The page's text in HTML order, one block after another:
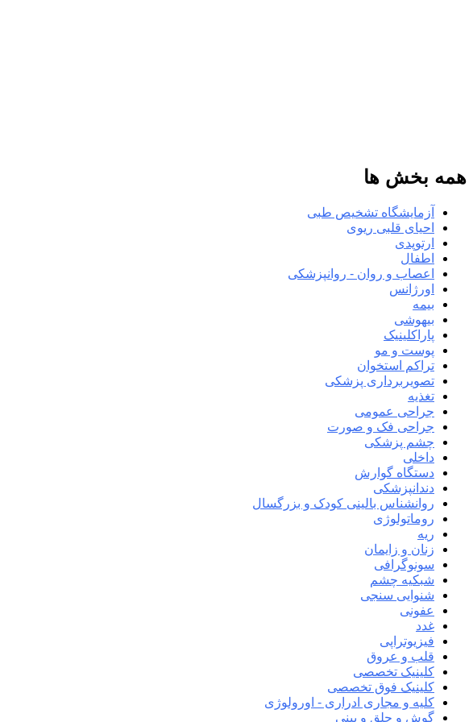
همه بخش ها
آزمایشگاه تشخیص طبی
احیای قلبی ریوی
ارتوپدی
اطفال
اعصاب و روان - روانپزشکی
اورژانس
بیمه
بیهوشی
پاراکلینیک
پوست و مو
تراکم استخوان
تصویربرداری پزشکی
تغذیه
جراحی عمومی
جراحی فک و صورت
چشم پزشکی
داخلی
دستگاه گوارش
دندانپزشکی
روانشناس بالینی کودک و بزرگسال
روماتولوژی
ریه
زنان و زایمان
سونوگرافی
شبکیه چشم
شنوایی سنجی
عفونی
غدد
فیزیوتراپی
قلب و عروق
کلینیک تخصصی
کلینیک فوق تخصصی
کلیه و مجاری ادراری - اورولوژی
گوش و حلق و بینی